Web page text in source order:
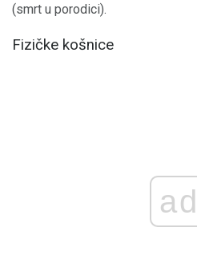
(smrt u porodici).
Fizičke košnice
ad